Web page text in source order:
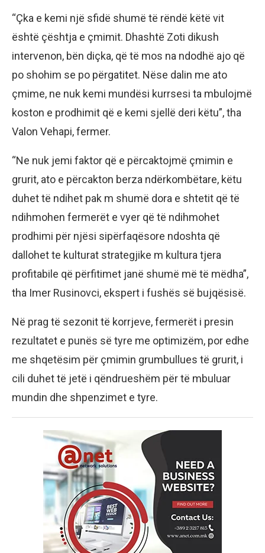
“Çka e kemi një sfidë shumë të rëndë këtë vit
është çështja e çmimit. Dhashtë Zoti dikush
intervenon, bën diçka, që të mos na ndodhë ajo që
po shohim se po përgatitet. Nëse dalin me ato
çmime, ne nuk kemi mundësi kurrsesi ta mbulojmë
koston e prodhimit që e kemi sjellë deri këtu”, tha
Valon Vehapi, fermer.
“Ne nuk jemi faktor që e përcaktojmë çmimin e
grurit, ato e përcakton berza ndërkombëtare, këtu
duhet të ndihet pak m shumë dora e shtetit që të
ndihmohen fermerët e vyer që të ndihmohet
prodhimi për njësi sipërfaqësore ndoshta që
dallohet te kulturat strategjike m kultura tjera
profitabile që përfitimet janë shumë më të mëdha”,
tha Imer Rusinovci, ekspert i fushës së bujqësisë.
Në prag të sezonit të korrjeve, fermerët i presin
rezultatet e punës së tyre me optimizëm, por edhe
me shqetësim për çmimin grumbullues të grurit, i
cili duhet të jetë i qëndrueshëm për të mbuluar
mundin dhe shpenzimet e tyre.